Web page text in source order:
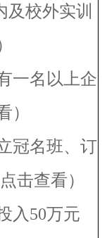
及校外实训
一名以上企
）
冠名班、订
点击查看）
入50万元